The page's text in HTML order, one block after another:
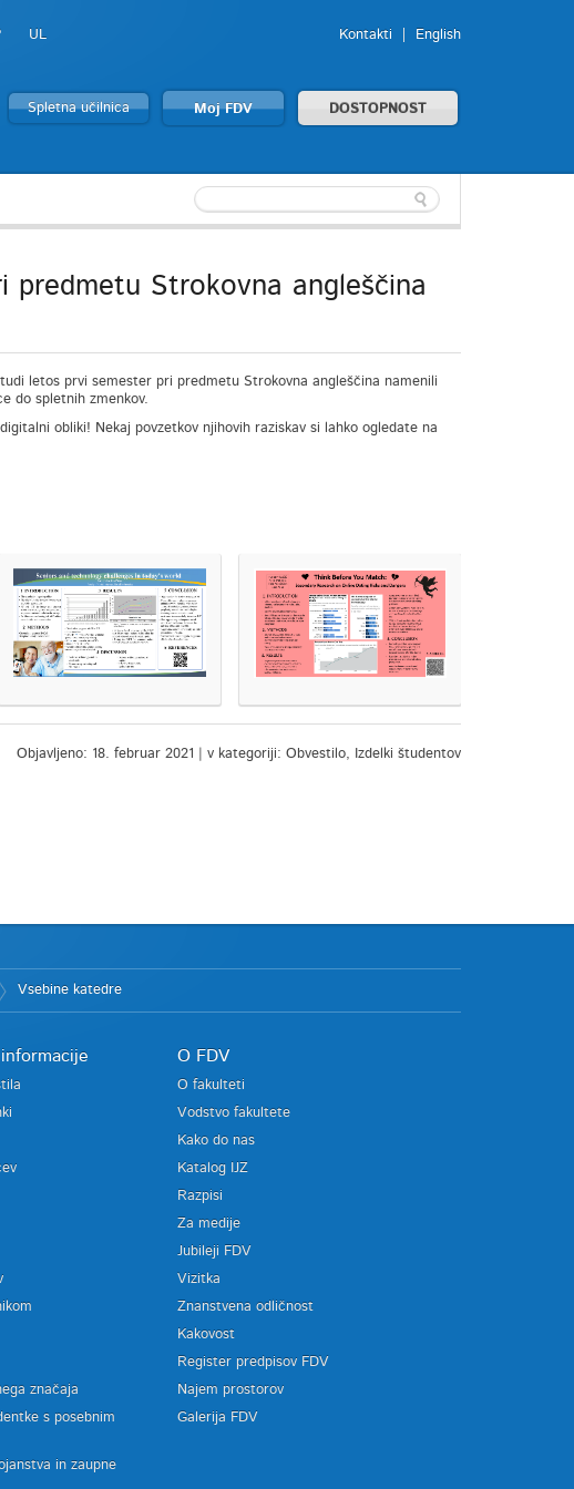
UL Kontakti English
Spletna učilnica Moj FDV DOSTOPNOST
predmetu Strokovna angleščina
letos prvi semester pri predmetu Strokovna angleščina namenili
do spletnih zmenkov.
obliki! Nekaj povzetkov njihovih raziskav si lahko ogledate na
Objavljeno: 18. februar 2021 | v kategoriji: Obvestilo, Izdelki študentov
Vsebine katedre
značaja
s posebnim
in zaupne
O FDV
O fakulteti
Vodstvo fakultete
Kako do nas
Katalog IJZ
Razpisi
Za medije
Jubileji FDV
Vizitka
Znanstvena odličnost
Kakovost
Register predpisov FDV
Najem prostorov
Galerija FDV